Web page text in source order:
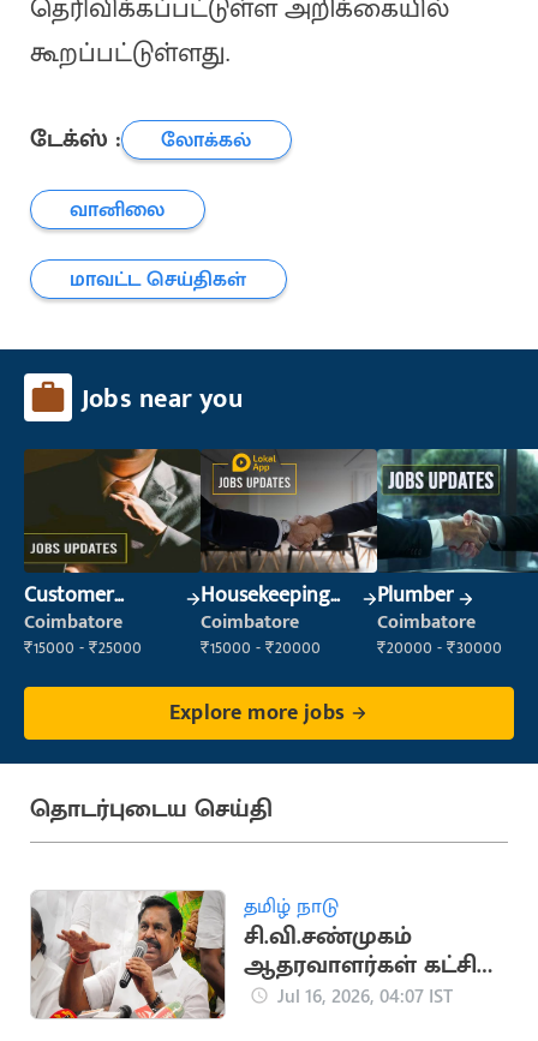
தெரிவிக்கப்பட்டுள்ள அறிக்கையில்
கூறப்பட்டுள்ளது.
டேக்ஸ் :
லோக்கல்
வானிலை
மாவட்ட செய்திகள்
Jobs near you
Customer
Service Executive
(Customer
Coimbatore
₹15000 - ₹25000
Housekeeping
Staff
(Housekeeping)
Coimbatore
₹15000 - ₹20000
Plumber
Coimbatore
₹20000 - ₹30000
Explore more jobs
தொடர்புடைய செய்தி
தமிழ் நாடு
சி.வி.சண்முகம்
ஆதரவாளர்கள் கட்சி
பொறுப்பில் இருந்து
Jul 16, 2026, 04:07 IST